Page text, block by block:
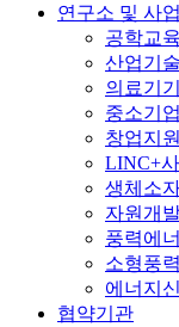
연구소 및 사
공학교
산업기
의료기
중소기
창업지
LINC+
생체소
자원개
풍력에
소형풍
에너지
협약기관